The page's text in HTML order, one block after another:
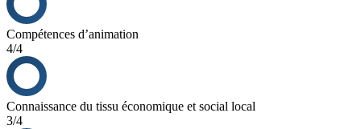
Compétences d’animation
4/4
Connaissance du tissu économique et social local
3/4